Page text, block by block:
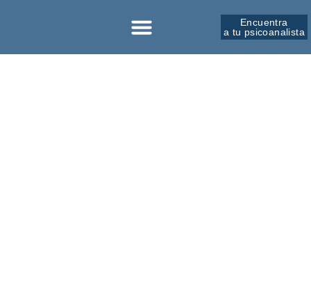
Encuentra
a tu psicoanalista